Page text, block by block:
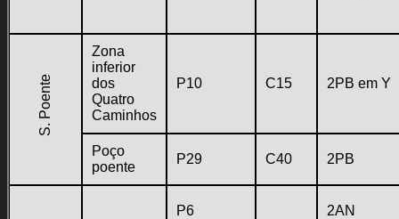
S. Poente
Zona
inferior
dos
Quatro
Caminhos
P10 C15 2PB em Y
Poço
poente
P29 C40 2PB
P6
2AN